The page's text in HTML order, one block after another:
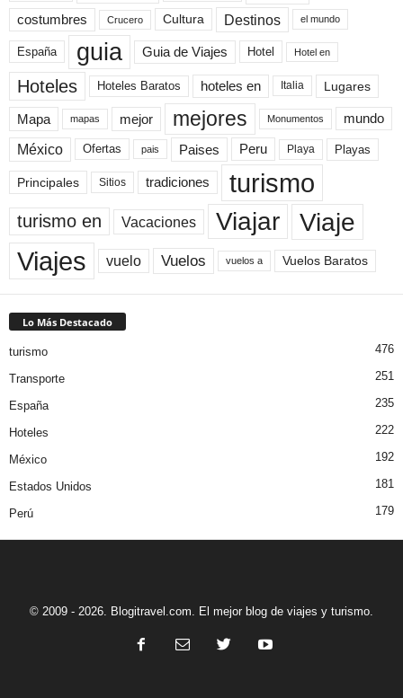
costumbres Crucero Cultura Destinos el mundo
España guia Guia de Viajes Hotel Hotel en
Hoteles Hoteles Baratos hoteles en Italia Lugares
Mapa mapas mejor mejores Monumentos mundo
México Ofertas pais Paises Peru Playa Playas
Principales Sitios tradiciones turismo
turismo en Vacaciones Viajar Viaje
Viajes vuelo Vuelos vuelos a Vuelos Baratos
Lo Más Destacado
turismo 476
Transporte 251
España 235
Hoteles 222
México 192
Estados Unidos 181
Perú 179
© 2009 - 2026. Blogitravel.com. El mejor blog de viajes y turismo.